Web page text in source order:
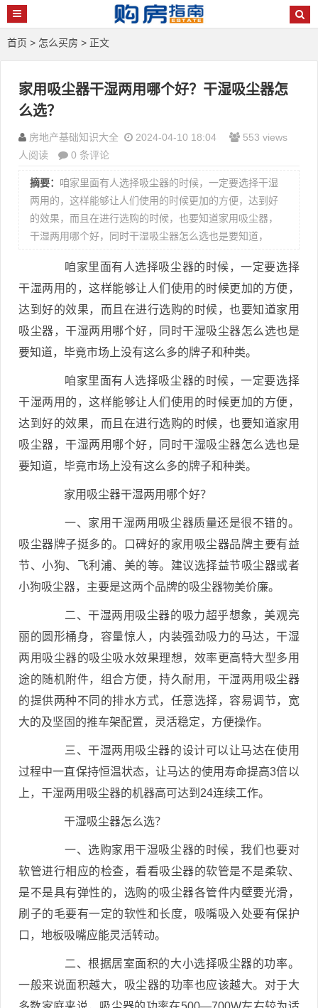
首页 > 怎么买房 > 正文
家用吸尘器干湿两用哪个好？干湿吸尘器怎
么选？
房地产基础知识大全 2024-04-10 18:04
553 views
人阅读
0 条评论
摘要： 咱家里面有人选择吸尘器的时候，一定要选择干湿
两用的，这样能够让人们使用的时候更加的方便，达到好
的效果，而且在进行选购的时候，也要知道家用吸尘器，
干湿两用哪个好，同时干湿吸尘器怎么选也是要知道，
咱家里面有人选择吸尘器的时候，一定要选择
干湿两用的，这样能够让人们使用的时候更加的方便，
达到好的效果，而且在进行选购的时候，也要知道家用
吸尘器，干湿两用哪个好，同时干湿吸尘器怎么选也是
要知道，毕竟市场上没有这么多的牌子和种类。
咱家里面有人选择吸尘器的时候，一定要选择
干湿两用的，这样能够让人们使用的时候更加的方便，
达到好的效果，而且在进行选购的时候，也要知道家用
吸尘器，干湿两用哪个好，同时干湿吸尘器怎么选也是
要知道，毕竟市场上没有这么多的牌子和种类。
家用吸尘器干湿两用哪个好？
一、家用干湿两用吸尘器质量还是很不错的。
吸尘器牌子挺多的。口碑好的家用吸尘器品牌主要有益
节、小狗、飞利浦、美的等。建议选择益节吸尘器或者
小狗吸尘器，主要是这两个品牌的吸尘器物美价廉。
二、干湿两用吸尘器的吸力超乎想象，美观亮
丽的圆形桶身，容量惊人，内装强劲吸力的马达，干湿
两用吸尘器的吸尘吸水效果理想，效率更高特大型多用
途的随机附件，组合方便，持久耐用，干湿两用吸尘器
的提供两种不同的排水方式，任意选择，容易调节，宽
大的及坚固的推车架配置，灵活稳定，方便操作。
三、干湿两用吸尘器的设计可以让马达在使用
过程中一直保持恒温状态，让马达的使用寿命提高3倍以
上，干湿两用吸尘器的机器高可达到24连续工作。
干湿吸尘器怎么选？
一、选购家用干湿吸尘器的时候，我们也要对
软管进行相应的检查，看看吸尘器的软管是不是柔软、
是不是具有弹性的，选购的吸尘器各管件内壁要光滑，
刷子的毛要有一定的软性和长度，吸嘴吸入处要有保护
口，地板吸嘴应能灵活转动。
二、根据居室面积的大小选择吸尘器的功率。
一般来说面积越大，吸尘器的功率也应该越大。对于大